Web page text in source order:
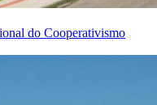
do Cooperativismo